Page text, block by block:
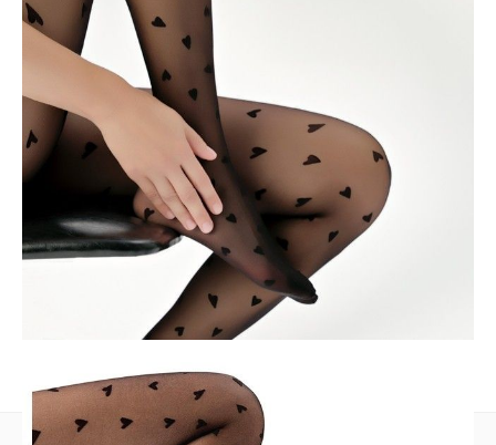
• bawełniany klin,
• wzmocnione palce,
• idealne uzupełnienie Twojego stylowego wyglądu.
1001482060020003
poliamid 92%, elastan 8%
Udostępnij produkt
Podmiot odpowiedzialny
EuroTrade Tex Sp z o.o.
Św. Teresy 91
91-341, Łódź, Polska
info@conteshop.pl
Ten produkt nie ma pytań Możesz zadać pytanie, klikając przycisk
poniżej